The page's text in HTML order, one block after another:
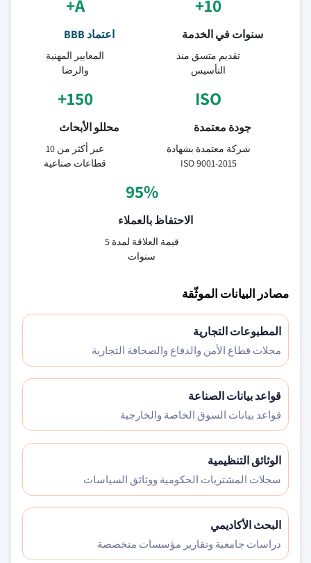
10+
سنوات في الخدمة
تقديم متسق منذ
التأسيس
A+
اعتماد BBB
المعايير المهنية
والرضا
ISO
جودة معتمدة
شركة معتمدة بشهادة
ISO 9001-2015
150+
محللو الأبحاث
عبر أكثر من 10
قطاعات صناعية
95%
الاحتفاظ بالعملاء
قيمة العلاقة لمدة 5
سنوات
مصادر البيانات الموثّقة
المطبوعات التجارية
مجلات قطاع الأمن والدفاع والصحافة التجارية
قواعد بيانات الصناعة
قواعد بيانات السوق الخاصة والخارجية
الوثائق التنظيمية
سجلات المشتريات الحكومية ووثائق السياسات
البحث الأكاديمي
دراسات جامعية وتقارير مؤسسات متخصصة